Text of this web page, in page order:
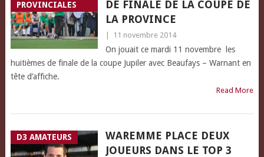
PROVINCIALES
DE FINALE DE LA COUPE DE
LA PROVINCE
11 novembre 2014
On jouait ce mardi 11 novembre les
huitièmes de finale de la coupe Jupiler avec Beaufays – Warnant en
tête d’affiche.
Read More
D3 AMATEURS
WAREMME PLACE DEUX
JOUEURS DANS LE TOP 3